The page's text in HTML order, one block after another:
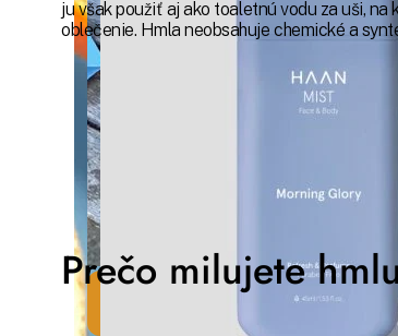
Glory
Energizujúca
ju však použiť aj ako toaletnú vodu za uši,
oblečenie. Hmla neobsahuje chemické a
Prečo milujete